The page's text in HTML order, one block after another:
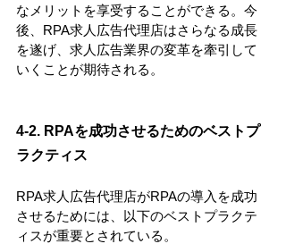
なメリットを享受することができる。今
後、RPA求人広告代理店はさらなる成長
を遂げ、求人広告業界の変革を牽引して
いくことが期待される。
4-2. RPAを成功させるためのベストプ
ラクティス
RPA求人広告代理店がRPAの導入を成功
させるためには、以下のベストプラクテ
ィスが重要とされている。